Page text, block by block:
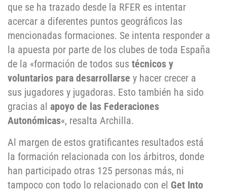
que se ha trazado desde la RFER es intentar
acercar a diferentes puntos geográficos las
mencionadas formaciones. Se intenta responder a
la apuesta por parte de los clubes de toda España
de la «formación de todos sus técnicos y
voluntarios para desarrollarse y hacer crecer a
sus jugadores y jugadoras. Esto también ha sido
gracias al apoyo de las Federaciones
Autonómicas«, resalta Archilla.
Al margen de estos gratificantes resultados está
la formación relacionada con los árbitros, donde
han participado otras 125 personas más, ni
tampoco con todo lo relacionado con el Get Into